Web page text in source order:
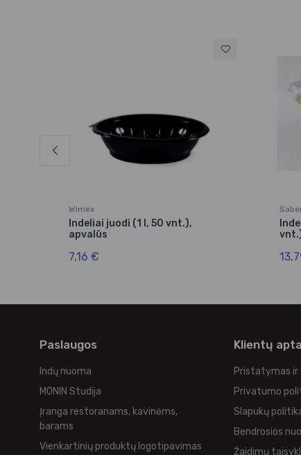
Wimex
Indeliai juodi (1 l, 50 vnt.),
apvalūs
7,16 €
Paslaugos
Indų nuoma
MONIN Studija
Įranga restoranams, kavinėms,
barams
Vienkartinių produktų logotipavimas
Klientų
Pristatymas ir
Privatumo
Slapukų
Bendrosios
Žaidimų